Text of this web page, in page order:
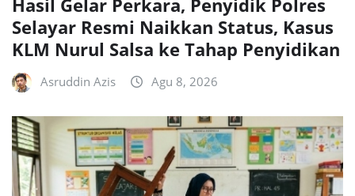
Selayar Resmi Naikkan Status, Kasus
KLM Nurul Salsa ke Tahap Penyidikan
Asruddin Azis Agu 8, 2026